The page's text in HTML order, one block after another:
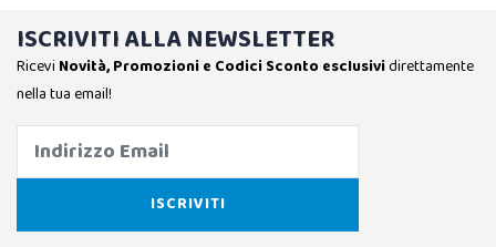
ISCRIVITI ALLA NEWSLETTER
Ricevi Novità, Promozioni e Codici Sconto esclusividirettamente
nella tua email!